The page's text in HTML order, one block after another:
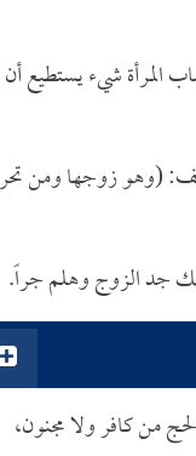
المرأة شيء يستطيع أن
(وهو زوجها ومن
جد الزوج وهلم جراً.
من كافر ولا مجنون،